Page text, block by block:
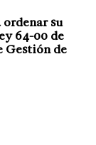
su
64-00 de
Gestión de